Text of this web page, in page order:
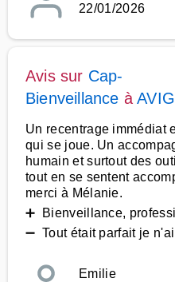
22/01/2026
Avis sur Cap-
Bienveillance à
Un recentrage immédiat
qui se joue. Un
humain et surtout des
tout en se sentent
merci à Mélanie.
➕ Bienveillance,
➖ Tout était parfait je
Emilie